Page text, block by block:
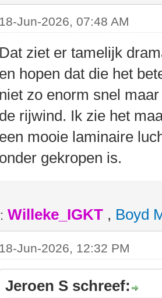
18-Jun-2026, 07:48 AM
Dat ziet er tamelijk
en hopen dat die het
niet zo enorm snel
de rijwind. Ik zie het
een mooie laminaire
onder gekropen is.
Willeke_IGKT , Boyd
18-Jun-2026, 12:32 PM
Jeroen S schreef: